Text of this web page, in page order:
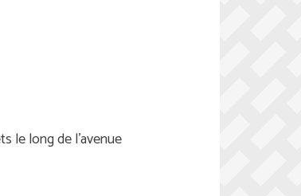
le long de l'avenue